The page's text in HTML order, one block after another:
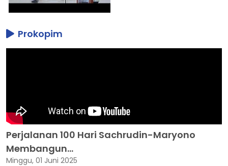
Prokopim
Perjalanan 100 Hari Sachrudin-Maryono
Membangun...
Minggu, 01 Juni 2025